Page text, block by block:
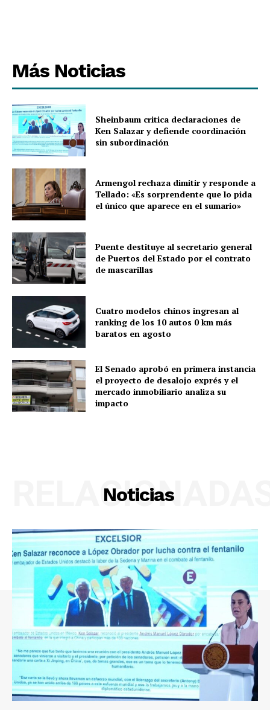
Más Noticias
Sheinbaum critica declaraciones de
Ken Salazar y defiende coordinación
sin subordinación
Armengol rechaza dimitir y responde a
Tellado: «Es sorprendente que lo pida
el único que aparece en el sumario»
Puente destituye al secretario general
de Puertos del Estado por el contrato
de mascarillas
Cuatro modelos chinos ingresan al
ranking de los 10 autos 0 km más
baratos en agosto
El Senado aprobó en primera instancia
el proyecto de desalojo exprés y el
mercado inmobiliario analiza su
impacto
Noticias